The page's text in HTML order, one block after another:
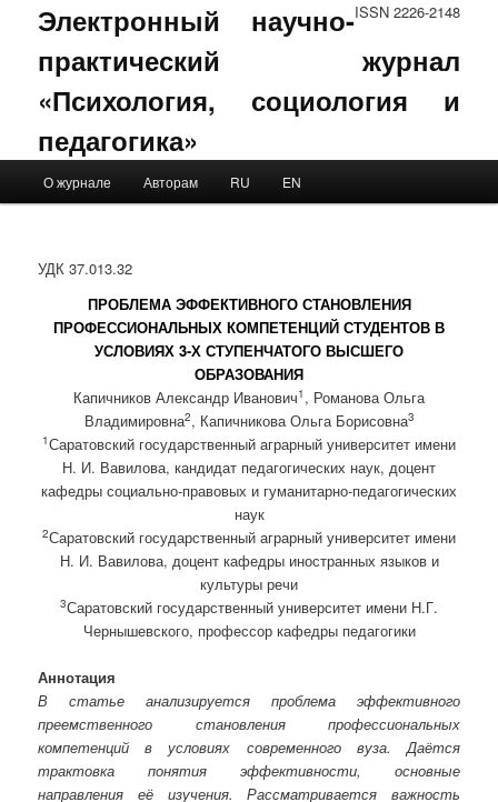
ISSN 2226-2148
Электронный научно-
практический журнал
«Психология, социология и
педагогика»
Skip to primary content
Skip to secondary content
О журнале Авторам RU EN
УДК 37.013.32
ПРОБЛЕМА ЭФФЕКТИВНОГО СТАНОВЛЕНИЯ
ПРОФЕССИОНАЛЬНЫХ КОМПЕТЕНЦИЙ СТУДЕНТОВ В
УСЛОВИЯХ 3-Х СТУПЕНЧАТОГО ВЫСШЕГО
ОБРАЗОВАНИЯ
Капичников Александр Иванович1 , Романова Ольга
Владимировна2, Капичникова Ольга Борисовна3
1Саратовский государственный аграрный университет имени
Н. И. Вавилова, кандидат педагогических наук, доцент
кафедры социально-правовых и гуманитарно-педагогических
наук
2Саратовский государственный аграрный университет имени
Н. И. Вавилова, доцент кафедры иностранных языков и
культуры речи
3Саратовский государственный университет имени Н.Г.
Чернышевского, профессор кафедры педагогики
Аннотация
В статье анализируется проблема эффективного
преемственного становления профессиональных
компетенций в условиях современного вуза. Даётся
трактовка понятия эффективности, основные
направления её изучения. Рассматривается важность